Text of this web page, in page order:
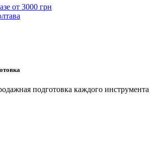
от 3000 грн
подготовка каждого инструмента